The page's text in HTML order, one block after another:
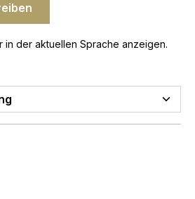
in der aktuellen Sprache anzeigen.